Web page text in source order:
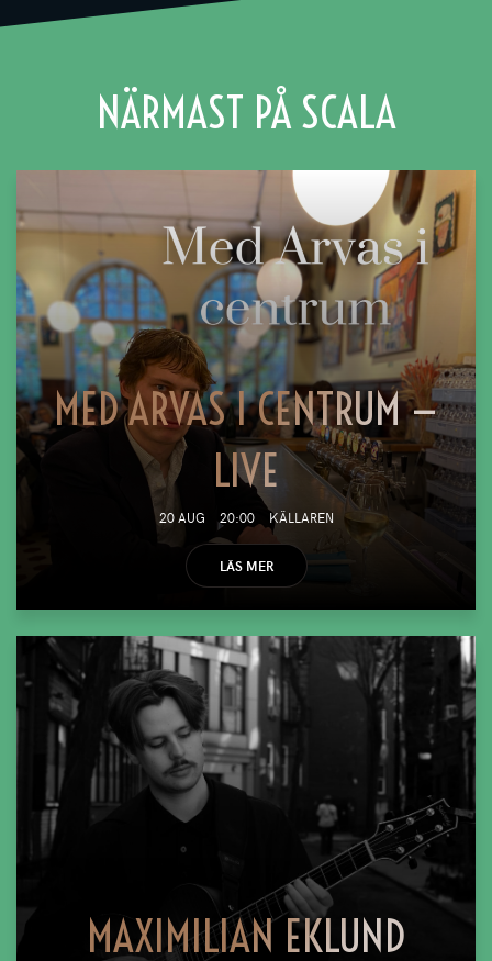
NÄRMAST PÅ SCALA
MED ARVAS I CENTRUM —
LIVE
20 AUG 20:00 KÄLLAREN
LÄS MER
MAXIMILIAN EKLUND